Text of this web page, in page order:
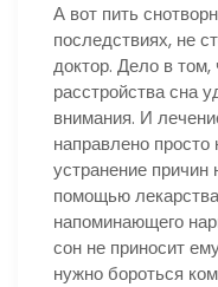
А вот пить
последствиях, не
доктор. Дело в
расстройства сна
внимания. И
направлено просто
устранение причин
помощью
напоминающего
сон не приносит
нужно бороться